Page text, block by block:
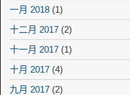
一月 2018 (1)
十二月 2017 (2)
十一月 2017 (1)
十月 2017 (4)
九月 2017 (2)